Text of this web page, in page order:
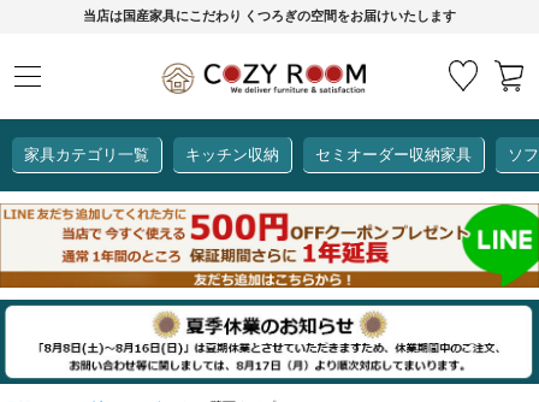
当店は国産家具にこだわり くつろぎの空間をお届けいたします
家具カテゴリ一覧 キッチン収納 セミオーダー収納家具 ソ
キッチン収納
セミオーダー収納家具
ソファー
リビング家具
ダイニングセット
カーインテリア
COZY ROOMオリジナル
全て見る
ここでしか買えない！COZY ROOMオリジナル家具
生活感を隠してスッキリ収納
レンジ台【CUBO】
狭いキッチンのお悩み解決
【COOKING ASSISTANT】